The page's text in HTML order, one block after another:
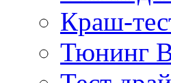
Краш-
Тюнинг